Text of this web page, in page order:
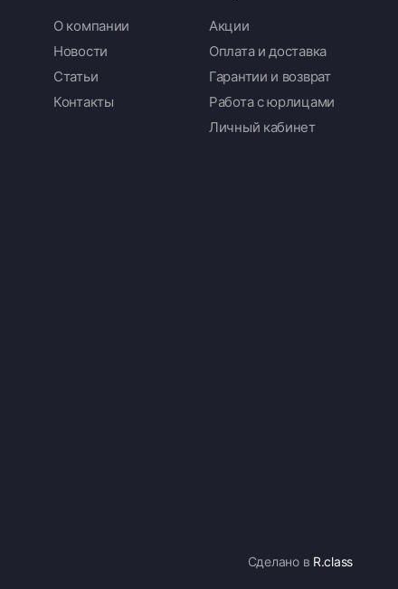
О компании
Новости
Статьи
Контакты
Акции
Оплата и доставка
Гарантии и возврат
Работа с юрлицами
Личный кабинет
Сделано в R.class